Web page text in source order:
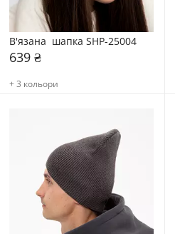
В'язана  шапка SHP-25004
639 ₴
+ 3 кольори